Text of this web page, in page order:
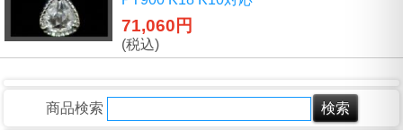
71,060円
(税込)
商品検索